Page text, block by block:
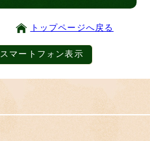
トップページへ戻る
スマートフォン表示